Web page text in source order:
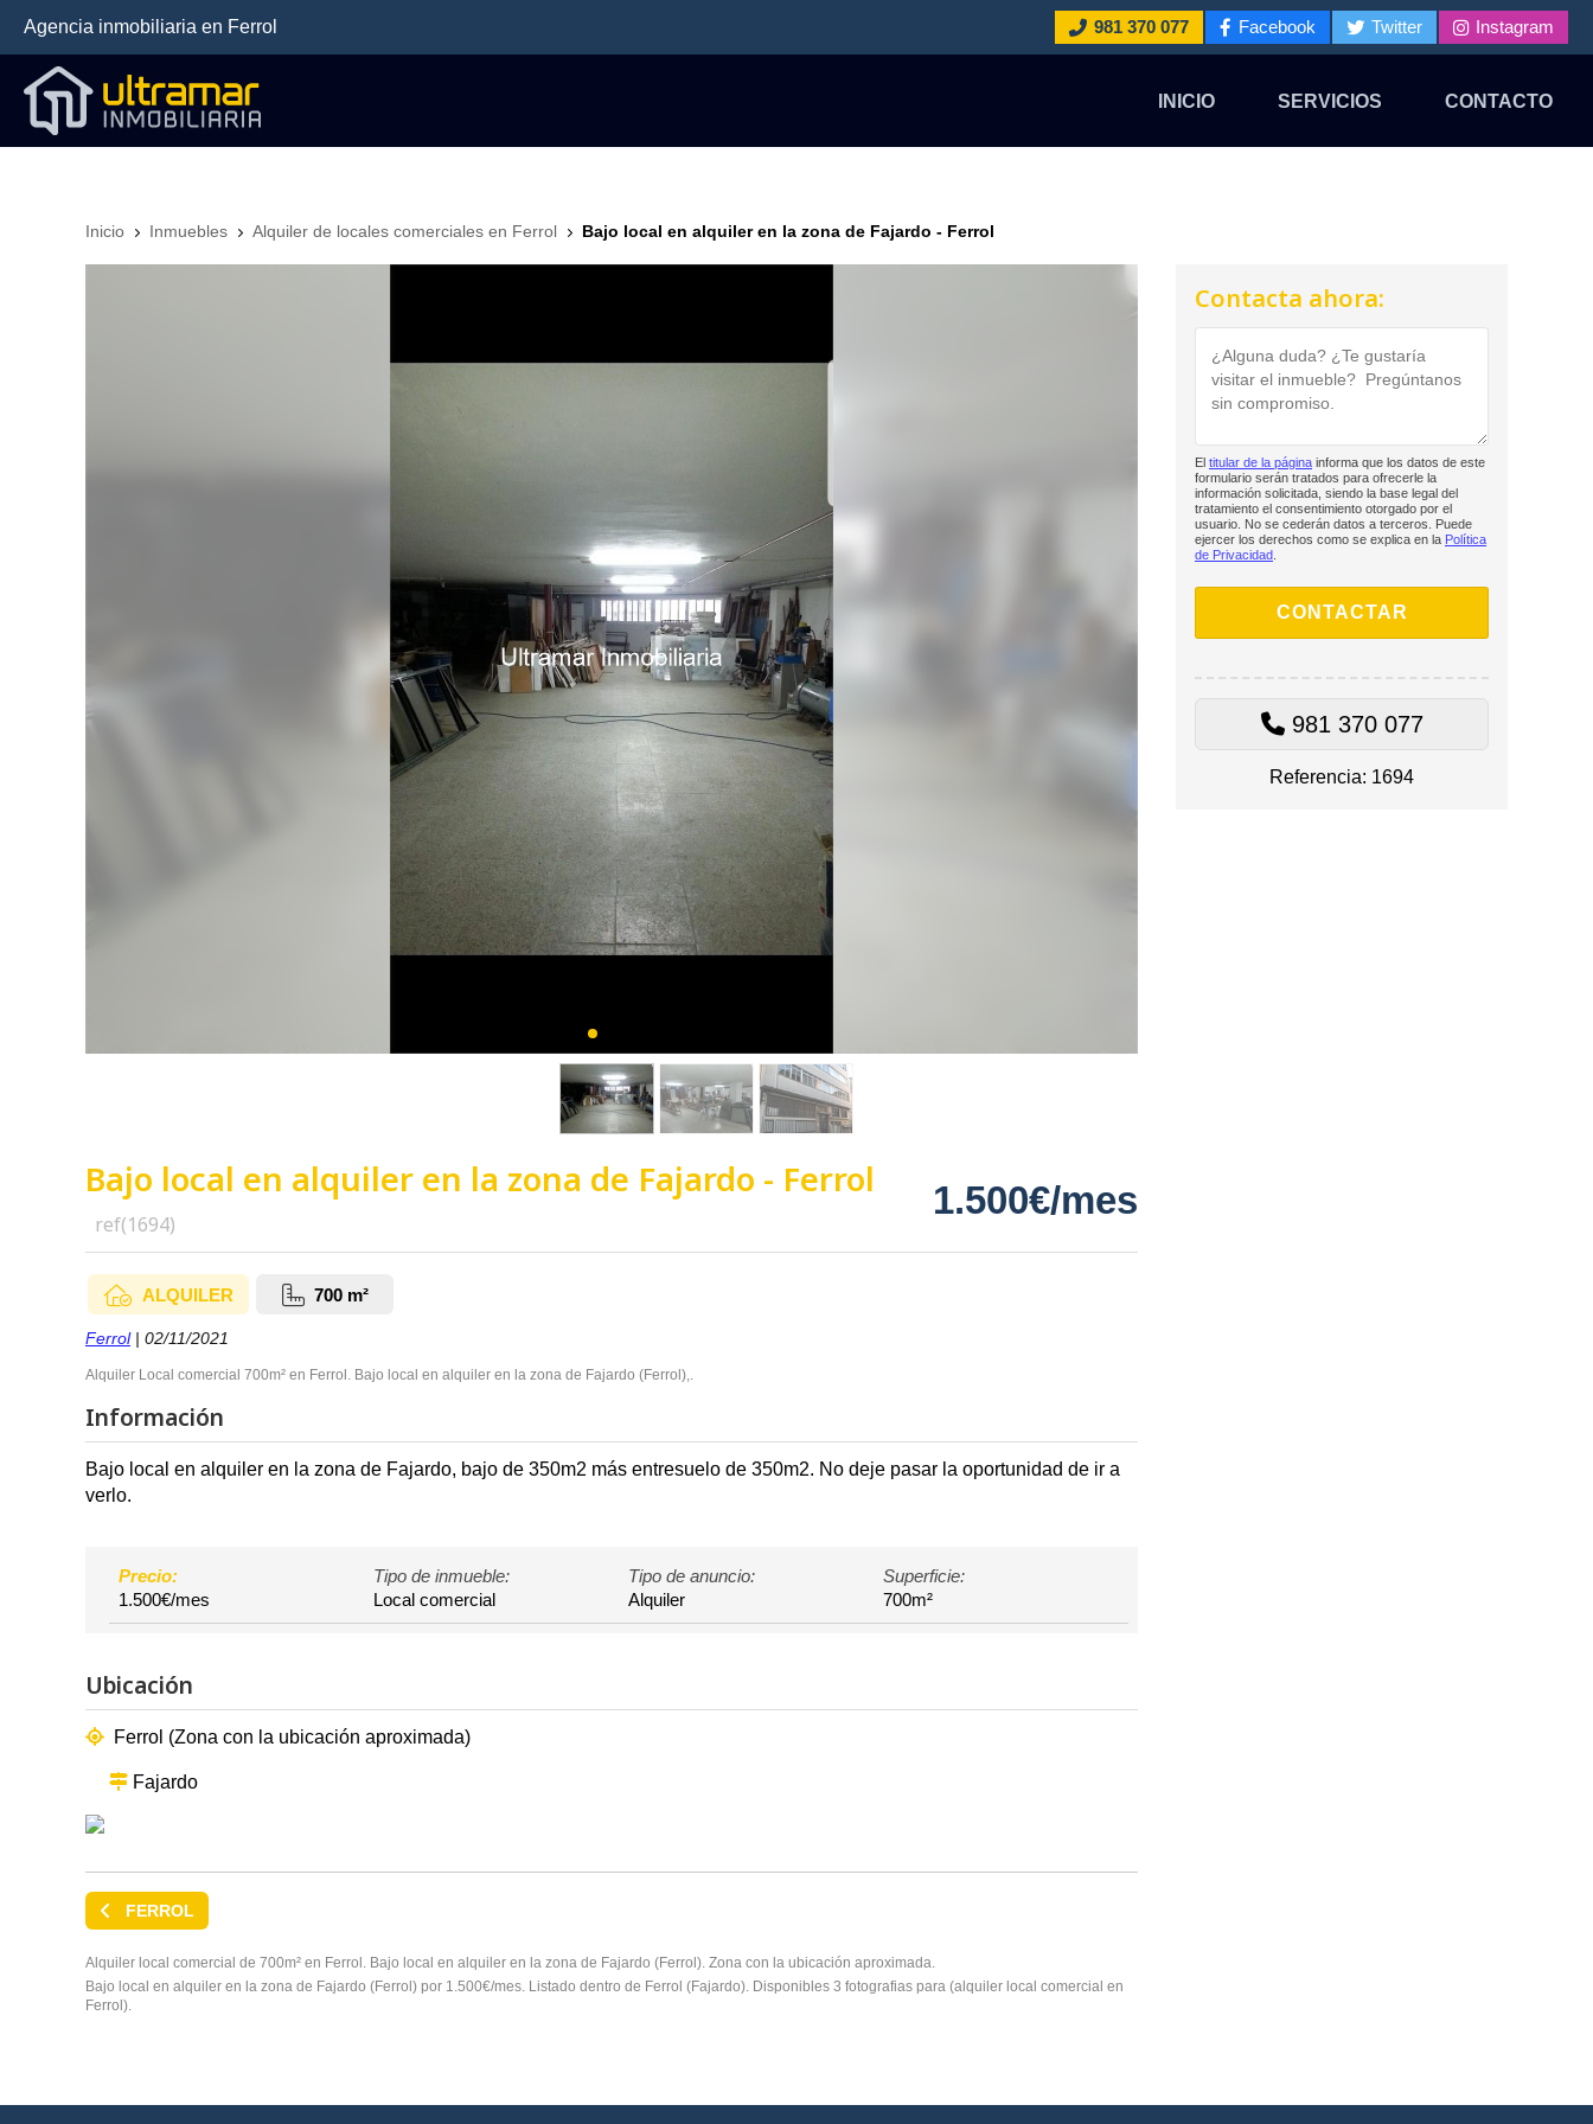
Agencia inmobiliaria en Ferrol 981 370 077 Facebook Twitter Instagram
INICIO SERVICIOS CONTACTO
Inicio Inmuebles Alquiler de locales comerciales en Ferrol Bajo local en alquiler en la zona de Fajardo - Ferrol
Contacta ahora:
El titular de la página informa que los datos de este
formulario serán tratados para ofrecerle la
información solicitada, siendo la base legal del
tratamiento el consentimiento otorgado por el
usuario. No se cederán datos a terceros. Puede
ejercer los derechos como se explica en la Política
de Privacidad
981 370 077
Referencia: 1694
Bajo local en alquiler en la zona de Fajardo - Ferrol
ref(1694)
1.500€/mes
ALQUILER 700 m²
Ferrol| 02/11/2021
Alquiler Local comercial 700m² en Ferrol. Bajo local en alquiler en la zona de Fajardo (Ferrol),.
Información
Bajo local en alquiler en la zona de Fajardo, bajo de 350m2 más entresuelo de 350m2. No deje pasar la oportunidad de ir a
verlo.
Precio:
1.500€/mes
Tipo de inmueble:
Local comercial
Tipo de anuncio:
Alquiler
Superficie:
700m²
Ubicación
Ferrol (Zona con la ubicación aproximada)
Fajardo
FERROL
Alquiler local comercial de 700m² en Ferrol. Bajo local en alquiler en la zona de Fajardo (Ferrol). Zona con la ubicación aproximada.
Bajo local en alquiler en la zona de Fajardo (Ferrol) por 1.500€/mes. Listado dentro de Ferrol (Fajardo). Disponibles 3 fotografias para (alquiler local comercial en
Ferrol).